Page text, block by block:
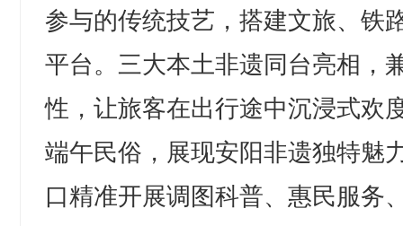
参与的传统技艺，搭建文旅、铁
平台。三大本土非遗同台亮相，
性，让旅客在出行途中沉浸式欢
端午民俗，展现安阳非遗独特魅
口精准开展调图科普、惠民服务